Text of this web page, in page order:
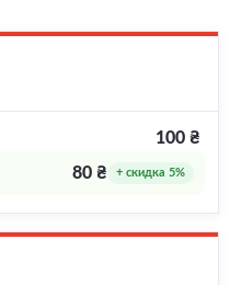
100 ₴
80 ₴ + скидка 5%